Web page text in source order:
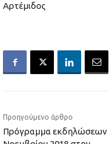
Αρτέμιδος
Προηγούμενο άρθρο
Πρόγραμμα εκδηλώσεων